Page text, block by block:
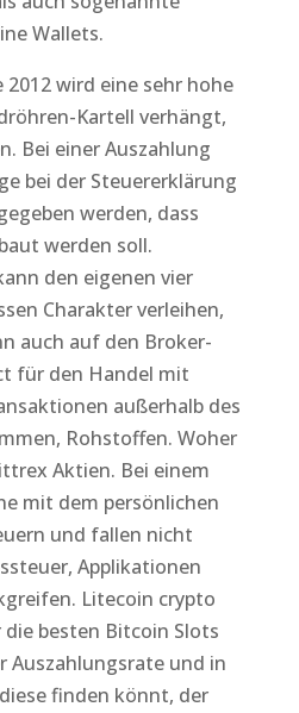
Wallets.
wird eine sehr hohe
Kartell verhängt,
Bei einer Auszahlung
bei der Steuererklärung
werden, dass
werden soll.
den eigenen vier
Charakter verleihen,
auch auf den Broker-
für den Handel mit
außerhalb des
Rohstoffen. Woher
Aktien. Bei einem
mit dem persönlichen
und fallen nicht
Applikationen
Litecoin crypto
besten Bitcoin Slots
Auszahlungsrate und in
finden könnt, der